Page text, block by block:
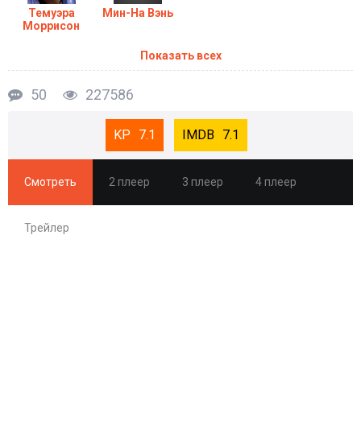
Темуэра
Моррисон
Мин-На Вэнь
Показать всех
50 227586
7.1 7.1
Смотреть 2 плеер 3 плеер 4 плеер
Трейлер